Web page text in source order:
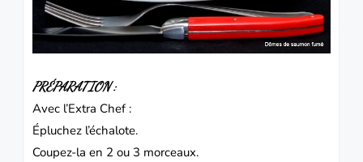
PRÉPARATION :
Avec l’Extra Chef :
Épluchez l’échalote.
Coupez-la en 2 ou 3 morceaux.